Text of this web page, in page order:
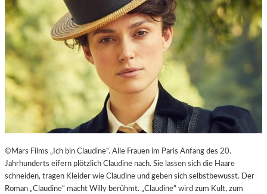
©Mars Films „Ich bin Claudine“. Alle Frauen im Paris Anfang des 20.
Jahrhunderts eifern plötzlich Claudine nach. Sie lassen sich die Haare
schneiden, tragen Kleider wie Claudine und geben sich selbstbewusst. Der
Roman „Claudine“ macht Willy berühmt. „Claudine“ wird zum Kult, zum